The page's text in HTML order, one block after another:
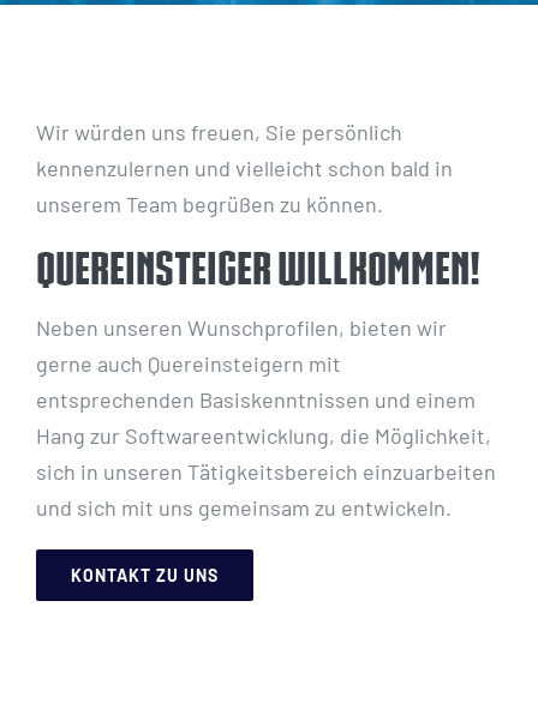
Wir würden uns freuen, Sie persönlich
kennenzulernen und vielleicht schon bald in
unserem Team begrüßen zu können.
Quereinsteiger willkommen!
Neben unseren Wunschprofilen, bieten wir
gerne auch Quereinsteigern mit
entsprechenden Basiskenntnissen und einem
Hang zur Softwareentwicklung, die Möglichkeit,
sich in unseren Tätigkeitsbereich einzuarbeiten
und sich mit uns gemeinsam zu entwickeln.
KONTAKT ZU UNS